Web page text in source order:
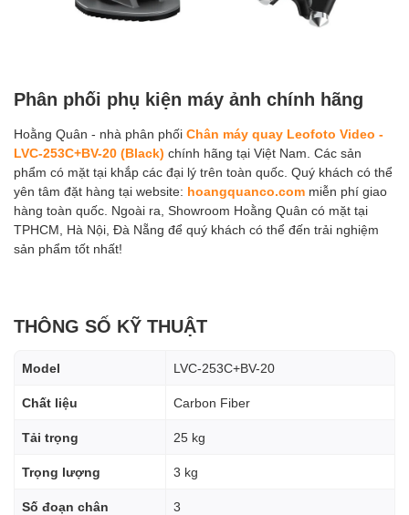
Phân phối phụ kiện máy ảnh chính hãng
Hoằng Quân - nhà phân phối Chân máy quay Leofoto Video -
LVC-253C+BV-20 (Black) chính hãng tại Việt Nam. Các sản
phẩm có mặt tại khắp các đại lý trên toàn quốc. Quý khách có thể
yên tâm đặt hàng tại website: hoangquanco.com miễn phí giao
hàng toàn quốc. Ngoài ra, Showroom Hoằng Quân có mặt tại
TPHCM, Hà Nội, Đà Nẵng để quý khách có thể đến trải nghiệm
sản phẩm tốt nhất!
THÔNG SỐ KỸ THUẬT
Model LVC-253C+BV-20
Chất liệu Carbon Fiber
Tải trọng 25 kg
Trọng lượng 3 kg
Số đoạn chân 3